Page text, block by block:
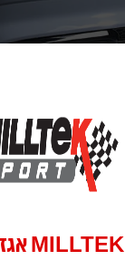
MILLTEK אגזוזים